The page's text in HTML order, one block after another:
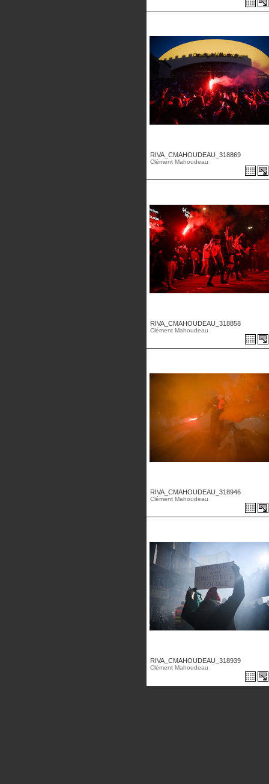
RIVA_CMAHOUDEAU_318869
Clément Mahoudeau
RIVA_CMAHOUDEAU_318858
Clément Mahoudeau
RIVA_CMAHOUDEAU_318946
Clément Mahoudeau
RIVA_CMAHOUDEAU_318939
Clément Mahoudeau